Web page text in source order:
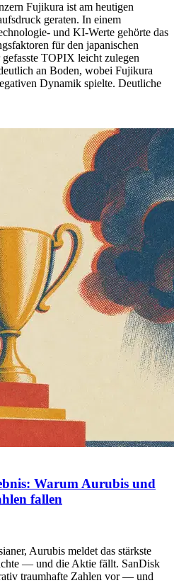
Fujikura ist am heutigen
geraten. In einem
und KI-Werte gehörte das
für den japanischen
TOPIX leicht zulegen
an Boden, wobei Fujikura
Dynamik spielte. Deutliche
Warum Aurubis und
fallen
Aurubis meldet das stärkste
— und die Aktie fällt. SanDisk
traumhafte Zahlen vor — und